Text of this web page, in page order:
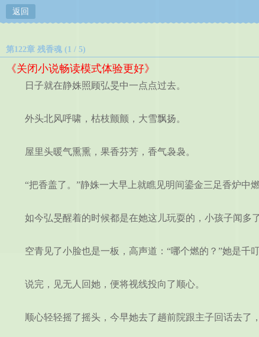
返回
第122章 残香魂 (1 / 5)
《关闭小说畅读模式体验更好》
日子就在静姝照顾弘旻中一点点过去。
外头北风呼啸，枯枝颤颤，大雪飘扬。
屋里头暖气熏熏，果香芬芳，香气袅袅。
“把香盖了。”静姝一大早上就瞧见明间鎏金三足香炉中燃
如今弘旻醒着的时候都是在她这儿玩耍的，小孩子闻多了
空青见了小脸也是一板，高声道：“哪个燃的？”她是千
说完，见无人回她，便将视线投向了顺心。
顺心轻轻摇了摇头，今早她去了趟前院跟主子回话去了，